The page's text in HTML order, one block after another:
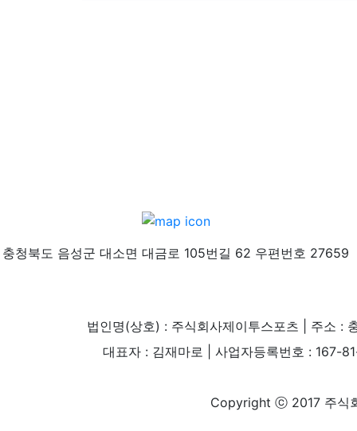
충청북도 음성군 대소면 대금로 105번길 62 우편번호 27659
법인명(상호) : 주식회사제이투스포츠 | 주소 :
대표자 : 김재마로 | 사업자등록번호 :
Copyright ⓒ 2017 주식